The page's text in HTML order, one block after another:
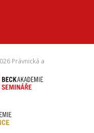
Právnická a